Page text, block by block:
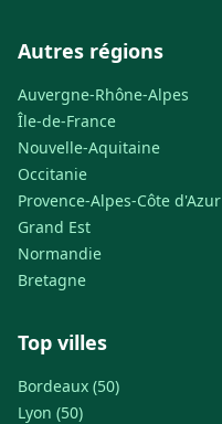
Autres régions
Auvergne-Rhône-Alpes
Île-de-France
Nouvelle-Aquitaine
Occitanie
Provence-Alpes-Côte d'Azur
Grand Est
Normandie
Bretagne
Top villes
Bordeaux (50)
Lyon (50)